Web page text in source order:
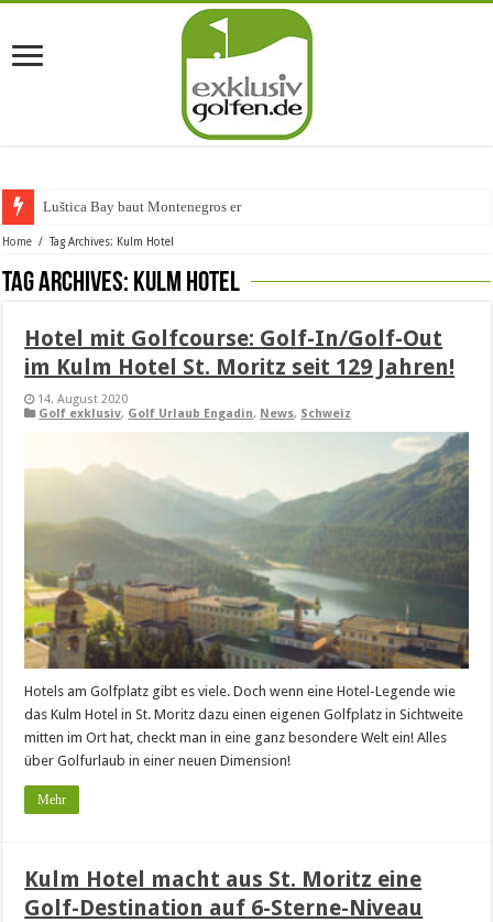
Luštica Bay baut Montenegros erste Golf
Home / Tag Archives: Kulm Hotel
Tag Archives: Kulm Hotel
Hotel mit Golfcourse: Golf-In/Golf-Out
im Kulm Hotel St. Moritz seit 129 Jahren!
14. August 2020
Golf exklusiv, Golf Urlaub Engadin, News, Schweiz
Hotels am Golfplatz gibt es viele. Doch wenn eine Hotel-Legende wie
das Kulm Hotel in St. Moritz dazu einen eigenen Golfplatz in Sichtweite
mitten im Ort hat, checkt man in eine ganz besondere Welt ein! Alles
über Golfurlaub in einer neuen Dimension!
Mehr
Kulm Hotel macht aus St. Moritz eine
Golf-Destination auf 6-Sterne-Niveau